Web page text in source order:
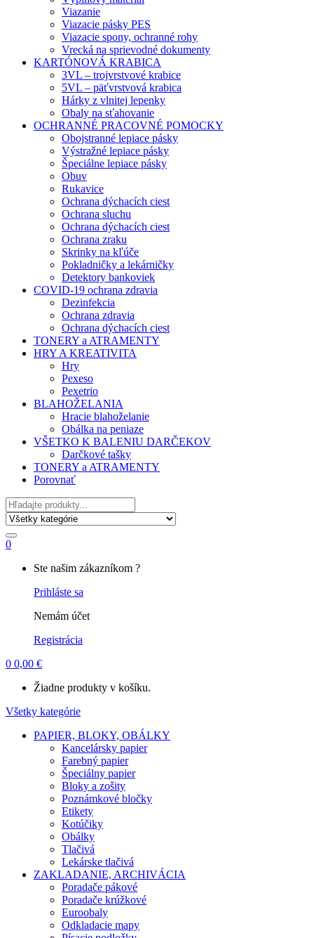
Viazanie
Viazacie pásky PES
Viazacie spony, ochranné rohy
Vrecká na sprievodné dokumenty
KARTÓNOVÁ KRABICA
3VL – trojvrstvové krabice
5VL – päťvrstvová krabica
Hárky z vlnitej lepenky
Obaly na sťahovanie
OCHRANNÉ PRACOVNÉ POMOCKY
Obojstranné lepiace pásky
Výstražné lepiace pásky
Špeciálne lepiace pásky
Obuv
Rukavice
Ochrana dýchacích ciest
Ochrana sluchu
Ochrana dýchacích ciest
Ochrana zraku
Skrinky na kľúče
Pokladničky a lekárničky
Detektory bankoviek
COVID-19 ochrana zdravia
Dezinfekcia
Ochrana zdravia
Ochrana dýchacích ciest
TONERY a ATRAMENTY
HRY A KREATIVITA
Hry
Pexeso
Pexetrio
BLAHOŽELANIA
Hracie blahoželanie
Obálka na peniaze
VŠETKO K BALENIU DARČEKOV
Darčkové tašky
TONERY a ATRAMENTY
Porovnať
Hľadať
0
Ste našim zákazníkom ?
Prihláste sa
Nemám účet
Registrácia
0 0,00 €
Žiadne produkty v košíku.
Všetky kategórie
PAPIER, BLOKY, OBÁLKY
Kancelársky papier
Farebný papier
Špeciálny papier
Bloky a zošity
Poznámkové bločky
Etikety
Kotúčiky
Obálky
Tlačivá
Lekárske tlačivá
ZAKLADANIE, ARCHIVÁCIA
Poradače pákové
Poradače krúžkové
Euroobaly
Odkladacie mapy